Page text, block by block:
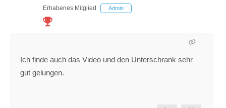
Erhabenes Mitglied Admin
Ich finde auch das Video und den Unterschrank sehr
gut gelungen.